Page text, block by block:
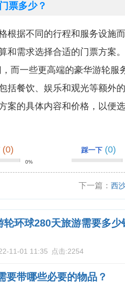
票多少？
根据不同的行程和服务设施
和需求选择合适的门票方案
而一些更高端的豪华游轮服
括餐饮、娱乐和观光等额外
案的具体内容和价格，以便
(0)
0%
踩一下 (0)
下一篇：西
沙旅游？
轮环球280天旅游需要多少
11-01 11:35 点击:2254
要带哪些必要的物品？